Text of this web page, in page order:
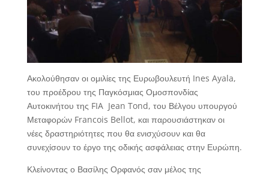
Ακολούθησαν οι ομιλίες της Ευρωβουλευτή Ines Ayala,
του προέδρου της Παγκόσμιας Ομοσπονδίας
Αυτοκινήτου της FIA Jean Tond, του Βέλγου υπουργού
Μεταφορών Francois Bellot, και παρουσιάστηκαν οι
νέες δραστηριότητες που θα ενισχύσουν και θα
συνεχίσουν το έργο της οδικής ασφάλειας στην Ευρώπη.
Κλείνοντας ο Βασίλης Ορφανός σαν μέλος της